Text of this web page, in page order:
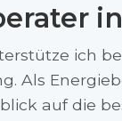
ich
Als
auf die